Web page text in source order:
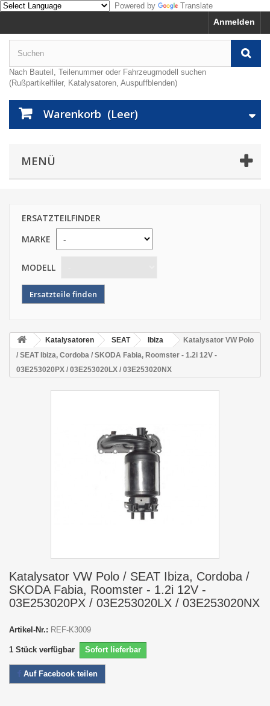
Powered by Translate
Anmelden
Nach Bauteil, Teilenummer oder Fahrzeugmodell suchen
(Rußpartikelfiler, Katalysatoren, Auspuffblenden)
Warenkorb (Leer)
MENÜ
ERSATZTEILFINDER
MARKE
MODELL
Katalysatoren SEAT Ibiza
Katalysator VW Polo
/ SEAT Ibiza, Cordoba / SKODA Fabia, Roomster - 1.2i 12V -
03E253020PX / 03E253020LX / 03E253020NX
Katalysator VW Polo / SEAT Ibiza, Cordoba /
SKODA Fabia, Roomster - 1.2i 12V -
03E253020PX / 03E253020LX / 03E253020NX
Artikel-Nr.: REF-K3009
1 Stück verfügbar Sofort lieferbar
Auf Facebook teilen